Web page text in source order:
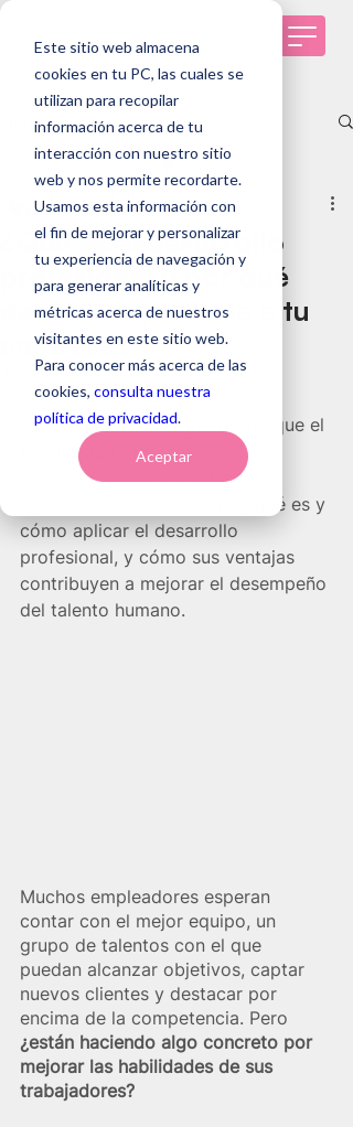
Este sitio web almacena
cookies en tu PC, las cuales se
utilizan para recopilar
información acerca de tu
interacción con nuestro sitio
web y nos permite recordarte.
Usamos esta información con
el fin de mejorar y personalizar
tu experiencia de navegación y
para generar analíticas y
métricas acerca de nuestros
visitantes en este sitio web.
Para conocer más acerca de las
cookies, consulta nuestra
política de privacidad.
Aceptar
Entrada
Todas las entradas
Tendencias de RRHH
Selección de personas
Genomawork
Casos de éxito
¿Qué es el desarrollo
profesional y por qué
debería importarle a tu
empresa?
15 mar 2023 7 min de lectura
Actualizado:21 ene
¿Cómo puedes asegurarte de que el
talento de tu empresa esté
preparado para enfrentar los
desafíos futuros? Descubre qué es y
cómo aplicar el desarrollo
profesional, y cómo sus ventajas
contribuyen a mejorar el desempeño
del talento humano.
Muchos empleadores esperan
contar con el mejor equipo, un
grupo de talentos con el que
puedan alcanzar objetivos, captar
nuevos clientes y destacar por
encima de la competencia. Pero
¿están haciendo algo concreto por
mejorar las habilidades de sus
trabajadores?